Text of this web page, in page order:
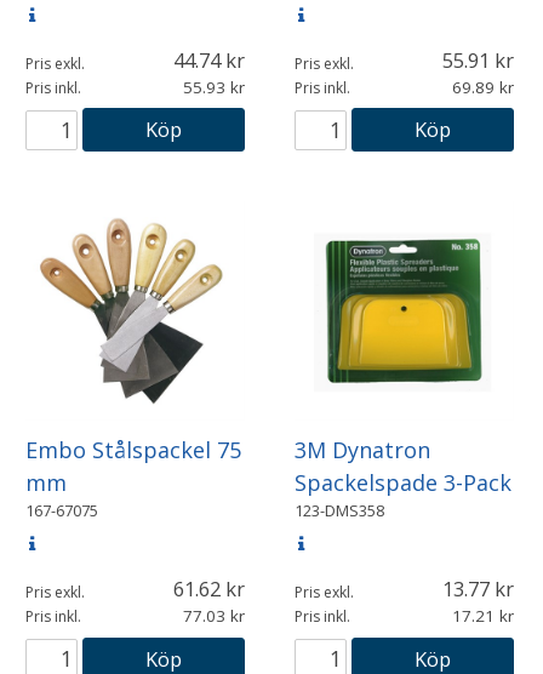
Pris exkl. 44.74
Pris inkl. 55.93
Köp
Pris exkl. 55.91
Pris inkl. 69.89
Köp
Embo Stålspackel 75
mm
167-67075
Pris exkl. 61.62
Pris inkl. 77.03
Köp
3M Dynatron
Spackelspade 3-Pack
123-DMS358
Pris exkl. 13.77
Pris inkl. 17.21
Köp